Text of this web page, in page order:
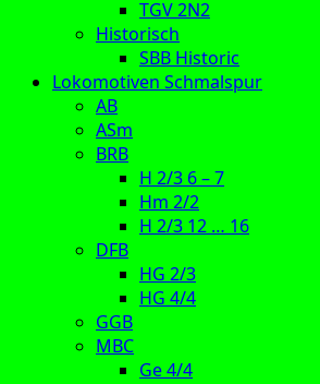
TGV 2N2
Historisch
SBB Historic
Lokomotiven Schmalspur
AB
ASm
BRB
H 2/3 6 – 7
Hm 2/2
H 2/3 12 … 16
DFB
HG 2/3
HG 4/4
GGB
MBC
Ge 4/4